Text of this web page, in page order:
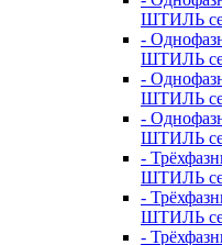
ШТИЛЬ
-
ШТИЛЬ
-
ШТИЛЬ
-
ШТИЛЬ
-
ШТИЛЬ
-
ШТИЛЬ
-